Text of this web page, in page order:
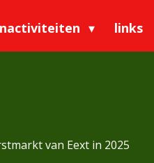
links
van Eext in 2025